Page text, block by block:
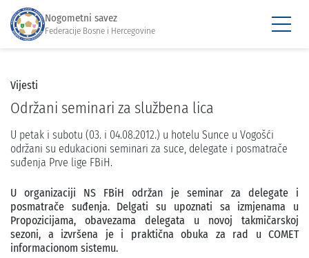
Nogometni savez
Federacije Bosne i Hercegovine
Vijesti
Održani seminari za službena lica
U petak i subotu (03. i 04.08.2012.) u hotelu Sunce u Vogošći
održani su edukacioni seminari za suce, delegate i posmatrače
suđenja Prve lige FBiH.
U organizaciji NS FBiH održan je seminar za delegate i
posmatrače suđenja. Delgati su upoznati sa izmjenama u
Propozicijama, obavezama delegata u novoj takmičarskoj
sezoni, a izvršena je i praktična obuka za rad u COMET
informacionom sistemu.